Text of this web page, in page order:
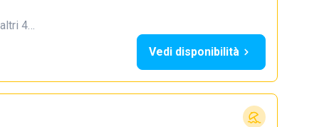
4…
Vedi disponibilità